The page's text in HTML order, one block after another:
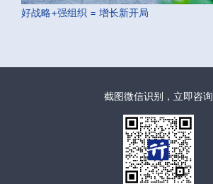
好战略+强组织 = 增长新开局
截图微信识别，立即咨询